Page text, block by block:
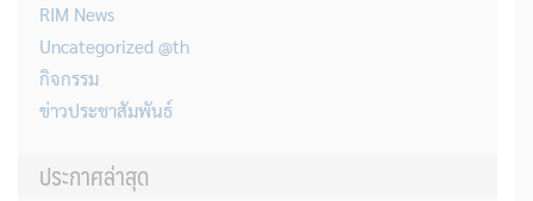
RIM News
Uncategorized @th
กิจกรรม
ข่าวประชาสัมพันธ์
ประกาศล่าสุด